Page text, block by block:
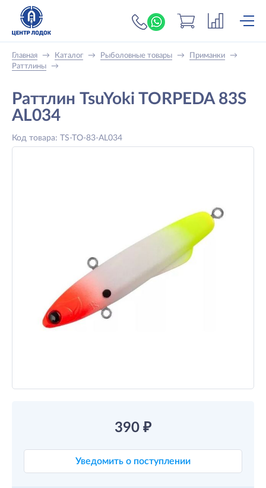
+7 (919) 698-56-
Главная → Каталог → Рыболовные товары → Приманки
→
Раттлины
→
Раттлин TsuYoki TORPEDA 83S
AL034
Код товара: TS-TO-83-AL034
390 ₽
Уведомить о поступлении